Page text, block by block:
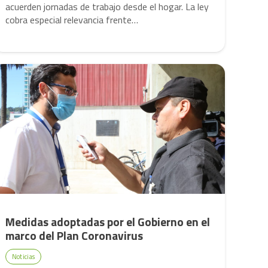
acuerden jornadas de trabajo desde el hogar. La ley
cobra especial relevancia frente…
Medidas adoptadas por el Gobierno en el
marco del Plan Coronavirus
Noticias